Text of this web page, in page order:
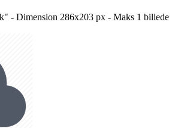
- Dimension 286x203 px - Maks 1 billede